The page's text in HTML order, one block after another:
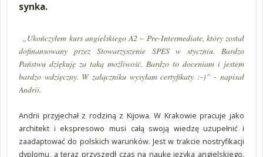
synka.
„Ukończyłem kurs angielskiego A2 – Pre-Intermediate, który został
dofinansowany przez Stowarzyszenie SPES w styczniu. Bardzo
Państwu dziękuję za taką możliwość. Bardzo to doceniam i jestem
bardzo wdzięczny. W załączniku wysyłam certyfikaty :-)” - napisał
Andrii.
Andrii przyjechał z rodziną z Kijowa. W Krakowie pracuje jako
architekt i ekspresowo musi całą swoją wiedzę uzupełnić i
zaadaptować do polskich warunków. Jest w trakcie nostryfikacji
dyplomu, a teraz przyszedł czas na naukę języka angielskiego.